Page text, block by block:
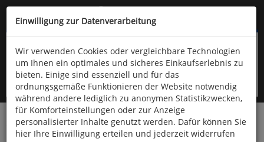
Kompletten Head der Seite überspringen
oder (06766) 9323-960
Startseite Technik & Freizeit
Outdoor & Wandern
Bekleidung
Einwilligung zur Datenverarbeitung
Wir verwenden Cookies oder vergleichbare Technologien
um Ihnen ein optimales und sicheres Einkaufserlebnis zu
bieten. Einige sind essenziell und für das
ordnungsgemäße Funktionieren der Website notwendig
während andere lediglich zu anonymen Statistikzwecken,
für Komforteinstellungen oder zur Anzeige
personalisierter Inhalte genutzt werden. Dafür können Sie
hier Ihre Einwilligung erteilen und jederzeit widerrufen